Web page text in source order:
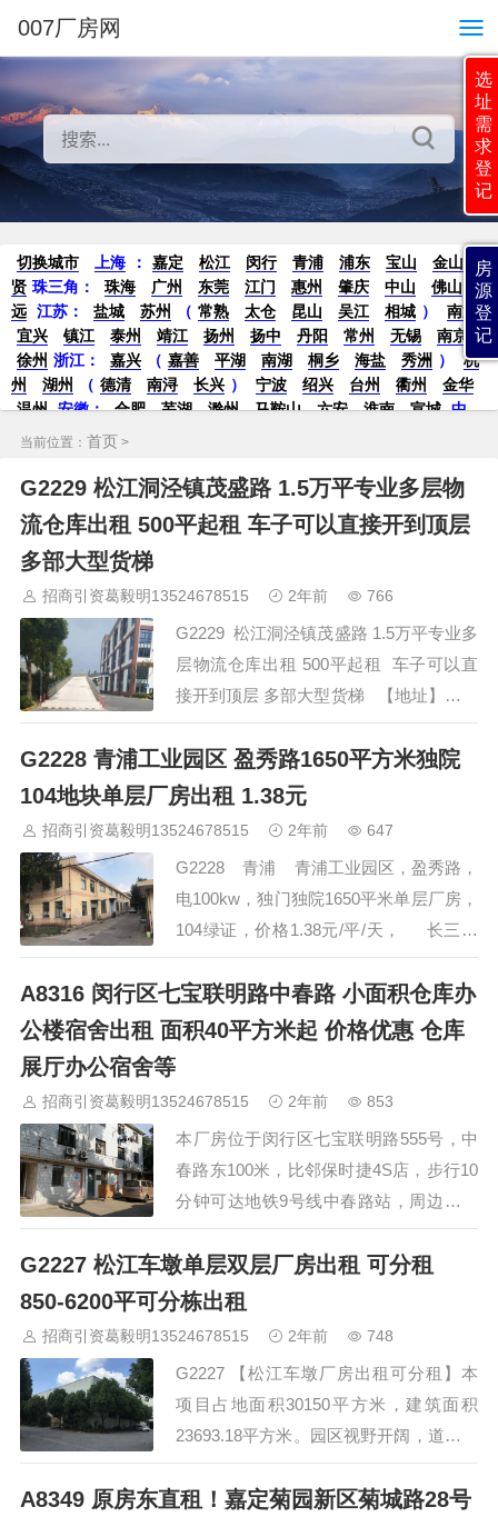
007厂房网
切换城市 上海 ： 嘉定 松江 闵行 青浦 浦东 宝山 金山
奉
贤 珠三角： 珠海 广州 东莞 江门 惠州 肇庆 中山 佛山
清
远 江苏 ： 盐城 苏州 （ 常熟 太仓 昆山 吴江 相城 ）
南通
宜兴
镇江 泰州 靖江 扬州 扬中 丹阳 常州 无锡
南京
徐州 浙江： 嘉兴 （ 嘉善 平湖 南湖 桐乡 海盐 秀洲 ）
杭
州
湖州 （ 德清 南浔 长兴 ） 宁波 绍兴 台州 衢州
金华
温州 安徽： 合肥 芜湖 滁州 马鞍山 六安 淮南 宣城 中
部：
南昌 郑州
安
香河 大厂 永清 三河 霸州 ） 保定 （ 涿州 涞水 ） 太原
威海
烟台 青岛 福建： 福州 漳州 泉州 龙岩 西南： 昆明
南宁 华北： 沈阳
高科
华夏幸福 联东U谷 万洋 均和 平谦迈高 咨询热线：
0123-021
当前位置： 首页 >
G2229 松江洞泾镇茂盛路 1.5万平专业多层物
流仓库出租 500平起租 车子可以直接开到顶层
多部大型货梯
招商引资葛毅明13524678515 2年前 766
G2229 松江洞泾镇茂盛路 1.5万平专业多
层物流仓库出租 500平起租 车子可以直
接开到顶层 多部大型货梯 【地址】：松
江洞泾镇茂盛路，高大上坡道库设计，车
子可以直接开到顶层，三证齐全可注册。
15000平方米，楼库，环氧地坪。地面承
重800公斤/平 【起租】：500平，半年
G2228 青浦工业园区 盈秀路1650平方米独院
104地块单层厂房出租 1.38元
招商引资葛毅明13524678515 2年前 647
G2228 青浦 青浦工业园区，盈秀路，
电100kw，独门独院1650平米单层厂房，
104绿证，价格1.38元/平/天， 长三角
招商与投资促进服务 招商热线 400-
0123-021 全程免佣金，欢迎预约看房
&nb…
A8316 闵行区七宝联明路中春路 小面积仓库办
公楼宿舍出租 面积40平方米起 价格优惠 仓库
展厅办公宿舍等
招商引资葛毅明13524678515 2年前 853
本厂房位于闵行区七宝联明路555号，中
春路东100米，比邻保时捷4S店，步行10
分钟可达地铁9号线中春路站，周边还有
地铁12号线、10号线，公交有87路、735
路、92路，交通十份便利，开车到虹桥枢
纽只需10分钟，现有小面积仓库办公楼宿
舍出租，面积40平方米起，价格优惠，适
格面议，欢迎推荐客户。 业主招商！丰
女士 13761780338 吴先生 13…
G2227 松江车墩单层双层厂房出租 可分租
850-6200平可分栋出租
招商引资葛毅明13524678515 2年前 748
G2227 【松江车墩厂房出租可分租】本
项目占地面积30150平方米，建筑面积
23693.18平方米。园区视野开阔，道路宽
敞，园区以单层，二层厂房为主，并配有
员工宿舍。目前园区在做内部改善，清洁
A8349 原房东直租！嘉定菊园新区菊城路28号
选
址
需
求
登
记
房
源
登
记